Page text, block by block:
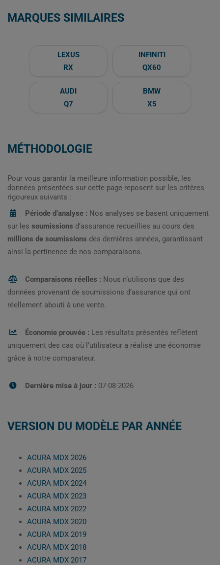
MARQUES SIMILAIRES
LEXUS
RX
INFINITI
QX60
AUDI
Q7
BMW
X5
MÉTHODOLOGIE
Pour vous garantir la meilleure information possible, les
données présentées sur cette page reposent sur les critères
rigoureux suivants :
Période d’analyse : Nos analyses se basent uniquement
sur les soumissions d’assurance recueillies au cours des
millions de soumissions des dernières années, garantissant
ainsi la pertinence de nos comparaisons.
Comparaisons réelles : Nous n’utilisons que des
données provenant de soumissions d’assurance qui ont
réellement abouti à une vente.
Économie prouvée : Les résultats présentés reflètent
uniquement des cas où l’utilisateur a réalisé une économie
grâce à notre comparateur.
Dernière mise à jour : 07-08-2026
VERSION DU MODÈLE PAR ANNÉE
ACURA MDX 2026
ACURA MDX 2025
ACURA MDX 2024
ACURA MDX 2023
ACURA MDX 2022
ACURA MDX 2020
ACURA MDX 2019
ACURA MDX 2018
ACURA MDX 2017